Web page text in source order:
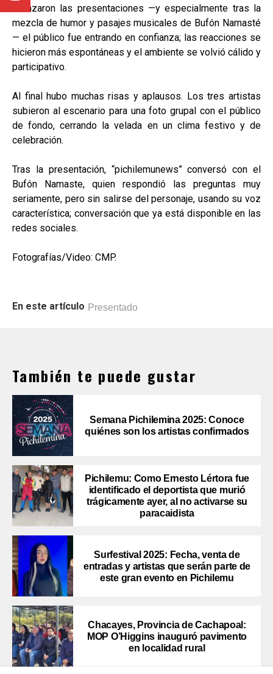
avanzaron las presentaciones —y especialmente tras la
mezcla de humor y pasajes musicales de Bufón Namasté
— el público fue entrando en confianza; las reacciones se
hicieron más espontáneas y el ambiente se volvió cálido y
participativo.
Al final hubo muchas risas y aplausos. Los tres artistas
subieron al escenario para una foto grupal con el público
de fondo, cerrando la velada en un clima festivo y de
celebración.
Tras la presentación, “pichilemunews” conversó con el
Bufón Namaste, quien respondió las preguntas muy
seriamente, pero sin salirse del personaje, usando su voz
característica; conversación que ya está disponible en las
redes sociales.
Fotografías/Video: CMP.
En este artículo Presentado
También te puede gustar
Semana Pichilemina 2025: Conoce
quiénes son los artistas confirmados
Pichilemu: Como Ernesto Lértora fue
identificado el deportista que murió
trágicamente ayer, al no activarse su
paracaidista
Surfestival 2025: Fecha, venta de
entradas y artistas que serán parte de
este gran evento en Pichilemu
Chacayes, Provincia de Cachapoal:
MOP O’Higgins inauguró pavimento
en localidad rural